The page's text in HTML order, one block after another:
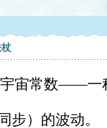
宙常数——一
同步）的波动。